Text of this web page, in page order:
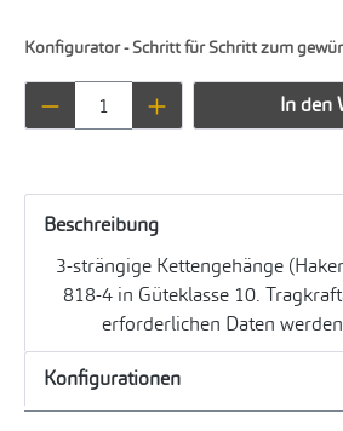
Konfigurator - Schritt für Schritt zum
Produkt Anzahl: Gib den
In den
Beschreibung
3-strängige Kettengehänge
818-4 in Güteklasse 10.
erforderlichen Daten
Konfigurationen